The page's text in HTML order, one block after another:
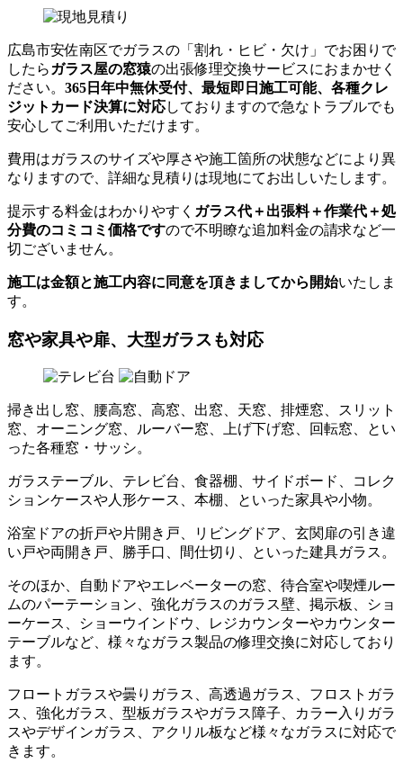
広島市安佐南区でガラスの「割れ・ヒビ・欠け」でお困りで
したら ガラス屋の窓猿の出張修理交換サービスにおまかせく
ださい。 365日年中無休受付、最短即日施工可能、各種クレ
ジットカード決算に対応しておりますので急なトラブルでも
安心してご利用いただけます。
費用はガラスのサイズや厚さや施工箇所の状態などにより異
なりますので、詳細な見積りは現地にてお出しいたします。
提示する料金はわかりやすく ガラス代＋出張料＋作業代＋処
分費のコミコミ価格ですので不明瞭な追加料金の請求など一
切ございません。
施工は金額と施工内容に同意を頂きましてから開始いたしま
す。
窓や家具や扉、大型ガラスも対応
掃き出し窓、腰高窓、高窓、出窓、天窓、排煙窓、スリット
窓、オーニング窓、ルーバー窓、上げ下げ窓、回転窓、とい
った各種窓・サッシ。
ガラステーブル、テレビ台、食器棚、サイドボード、コレク
ションケースや人形ケース、本棚、といった家具や小物。
浴室ドアの折戸や片開き戸、リビングドア、玄関扉の引き違
い戸や両開き戸、勝手口、間仕切り、といった建具ガラス。
そのほか、自動ドアやエレベーターの窓、待合室や喫煙ルー
ムのパーテーション、強化ガラスのガラス壁、掲示板、ショ
ーケース、ショーウインドウ、レジカウンターやカウンター
テーブルなど、様々なガラス製品の修理交換に対応しており
ます。
フロートガラスや曇りガラス、高透過ガラス、フロストガラ
ス、強化ガラス、型板ガラスやガラス障子、カラー入りガラ
スやデザインガラス、アクリル板など様々なガラスに対応で
きます。